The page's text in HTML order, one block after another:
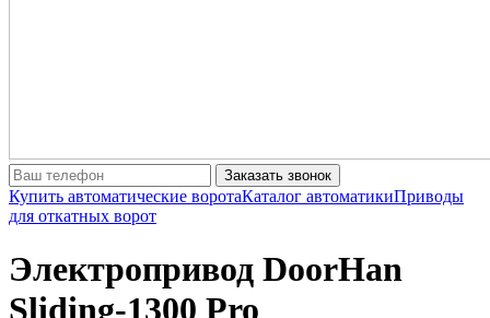
Заказать звонок
Купить автоматические воротаКаталог автоматикиПриводы
для откатных ворот
Электропривод DoorHan
Sliding-1300 Pro